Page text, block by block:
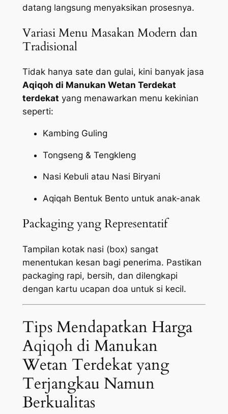
datang langsung menyaksikan prosesnya.
Variasi Menu Masakan Modern dan
Tradisional
Tidak hanya sate dan gulai, kini banyak jasa
Aqiqoh di Manukan Wetan Terdekat
terdekat yang menawarkan menu kekinian
seperti:
Kambing Guling
Tongseng & Tengkleng
Nasi Kebuli atau Nasi Biryani
Aqiqah Bentuk Bento untuk anak-anak
Packaging yang Representatif
Tampilan kotak nasi (box) sangat
menentukan kesan bagi penerima. Pastikan
packaging rapi, bersih, dan dilengkapi
dengan kartu ucapan doa untuk si kecil.
Tips Mendapatkan Harga
Aqiqoh di Manukan
Wetan Terdekat yang
Terjangkau Namun
Berkualitas